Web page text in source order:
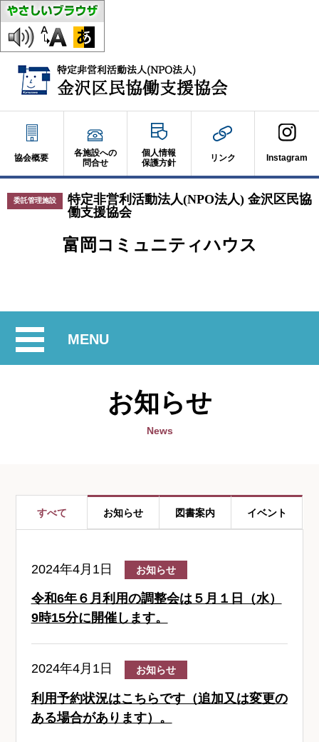
協会概要
各施設への
問合せ
個人情報
保護方針
リンク Instagram
特定非営利活動法人(NPO法人) 金沢区民協
働支援協会
委託管理施設
富岡コミュニティハウス
MENU開
閉
お知らせ
News
すべて お知らせ 図書案内 イベント
2024年4月1日 お知らせ
令和6年６月利用の調整会は５月１日（水）
9時15分に開催します。
2024年4月1日 お知らせ
利用予約状況はこちらです（追加又は変更の
ある場合があります）。